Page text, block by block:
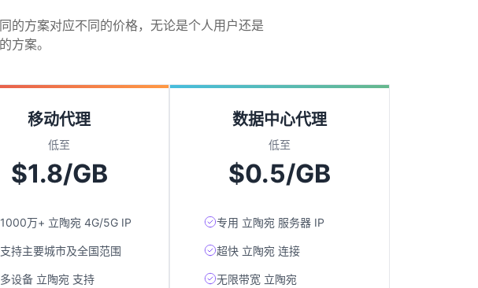
的方案对应不同的价格，无论是个人用户还是
方案。
移动代理
低至
$1.8/GB
1000万+ 立陶宛 4G/5G IP
支持主要城市及全国范围
多设备 立陶宛 支持
数据中心代理
低至
$0.5/GB
专用 立陶宛 服务器 IP
超快 立陶宛 连接
无限带宽 立陶宛